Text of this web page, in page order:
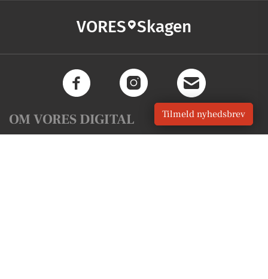
VORES Skagen
OM VORES DIGITAL Tilmeld nyhedsbrev